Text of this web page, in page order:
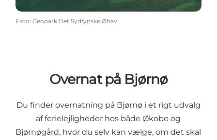
Foto: Geopark Det Sydfynske Øhav
Overnat på Bjørnø
Du finder overnatning på Bjørnø i et rigt udvalg
af ferielejligheder hos både Økobo og
Bjørnøgård, hvor du selv kan vælge, om det skal